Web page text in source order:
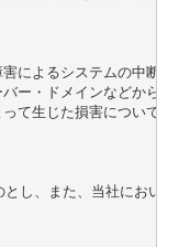
によるシステムの中断・
ー・ドメインなどから送
て生じた損害については
し、また、当社におい